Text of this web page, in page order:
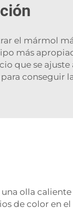
el mármol
más
que se
conseguir
olla
de color en